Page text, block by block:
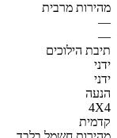
מהירות מרבית
—
—
תיבת הילוכים
ידני
ידני
הנעה
4X4
קדמית